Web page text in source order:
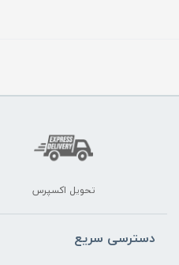
تحویل اکسپرس
دسترسی سریع